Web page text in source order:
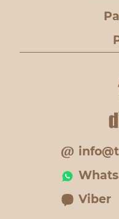
Viber